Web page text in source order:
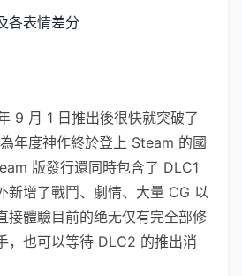
各表情差分
9 月 1 日推出後很快就突破了
年度神作終於登上 Steam 的國
版發行還同時包含了 DLC1
新增了戰鬥、劇情、大量 CG 以
接體驗目前的绝无仅有完全部修
，也可以等待 DLC2 的推出消